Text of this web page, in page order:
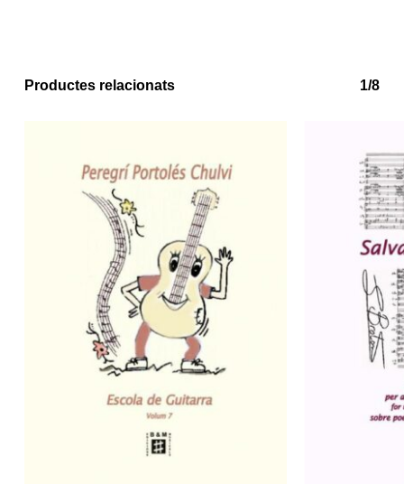
Productes relacionats 1/8